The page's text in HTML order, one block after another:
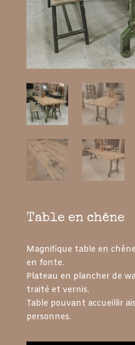
Table en chêne
Magnifique table en
en fonte.
Plateau en plancher de
traité et vernis.
Table pouvant accueillir
personnes.